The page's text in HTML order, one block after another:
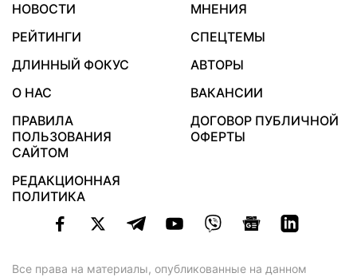
НОВОСТИ
МНЕНИЯ
РЕЙТИНГИ
СПЕЦТЕМЫ
ДЛИННЫЙ ФОКУС
АВТОРЫ
О НАС
ВАКАНСИИ
ПРАВИЛА
ПОЛЬЗОВАНИЯ
САЙТОМ
ДОГОВОР ПУБЛИЧНОЙ
ОФЕРТЫ
РЕДАКЦИОННАЯ
ПОЛИТИКА
Все права на материалы, опубликованные на данном